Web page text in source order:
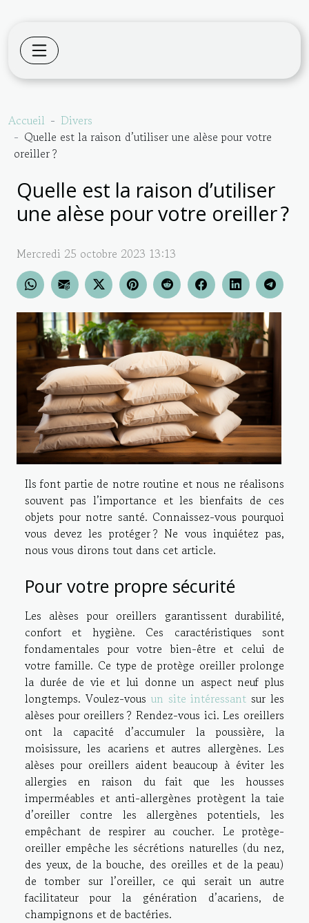
Accueil
Divers
Quelle est la raison d’utiliser une alèse pour votre
oreiller ?
Quelle est la raison d’utiliser
une alèse pour votre oreiller ?
Mercredi 25 octobre 2023 13:13
Ils font partie de notre routine et nous ne réalisons
souvent pas l’importance et les bienfaits de ces
objets pour notre santé. Connaissez-vous pourquoi
vous devez les protéger ? Ne vous inquiétez pas,
nous vous dirons tout dans cet article.
Pour votre propre sécurité
Les alèses pour oreillers garantissent durabilité,
confort et hygiène. Ces caractéristiques sont
fondamentales pour votre bien-être et celui de
votre famille. Ce type de protège oreiller prolonge
la durée de vie et lui donne un aspect neuf plus
longtemps. Voulez-vous un site intéressant sur les
alèses pour oreillers ? Rendez-vous ici. Les oreillers
ont la capacité d’accumuler la poussière, la
moisissure, les acariens et autres allergènes. Les
alèses pour oreillers aident beaucoup à éviter les
allergies en raison du fait que les housses
imperméables et anti-allergènes protègent la taie
d’oreiller contre les allergènes potentiels, les
empêchant de respirer au coucher. Le protège-
oreiller empêche les sécrétions naturelles (du nez,
des yeux, de la bouche, des oreilles et de la peau)
de tomber sur l’oreiller, ce qui serait un autre
facilitateur pour la génération d’acariens, de
champignons et de bactéries.